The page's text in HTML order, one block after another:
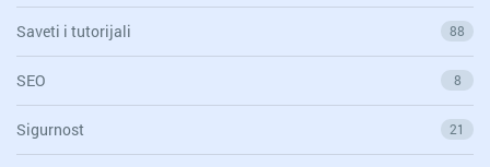
Saveti i tutorijali 88
SEO 8
Sigurnost 21